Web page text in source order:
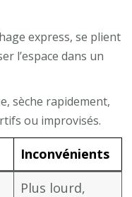
express, se plient
l’espace dans un
sèche rapidement,
ou improvisés.
Inconvénients
Plus lourd,